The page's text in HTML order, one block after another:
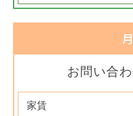
お問い合
家賃